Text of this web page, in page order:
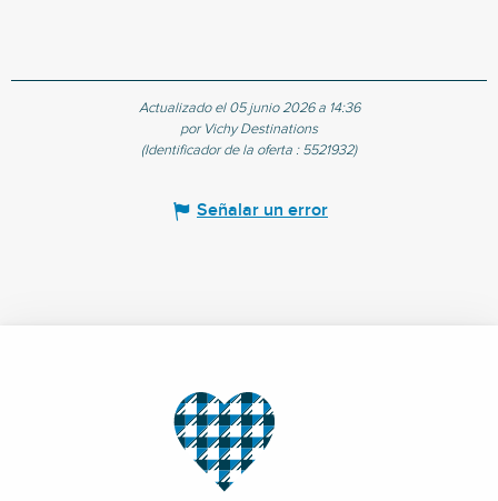
Actualizado el 05 junio 2026 a 14:36
por Vichy Destinations
(Identificador de la oferta : 5521932)
Señalar un error